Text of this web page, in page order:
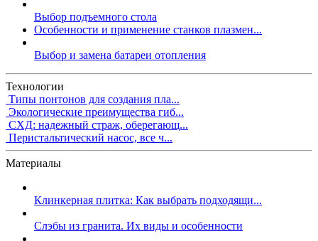
Выбор подъемного стола
Особенности и применение станков плазмен...
Выбор и замена батареи отопления
Технологии
Типы понтонов для создания пла...
Экологические преимущества гиб...
СХД: надежный страж, оберегающ...
Перистальтический насос, все ч...
Материалы
Клинкерная плитка: Как выбрать подходящи...
Слэбы из гранита. Их виды и особенности